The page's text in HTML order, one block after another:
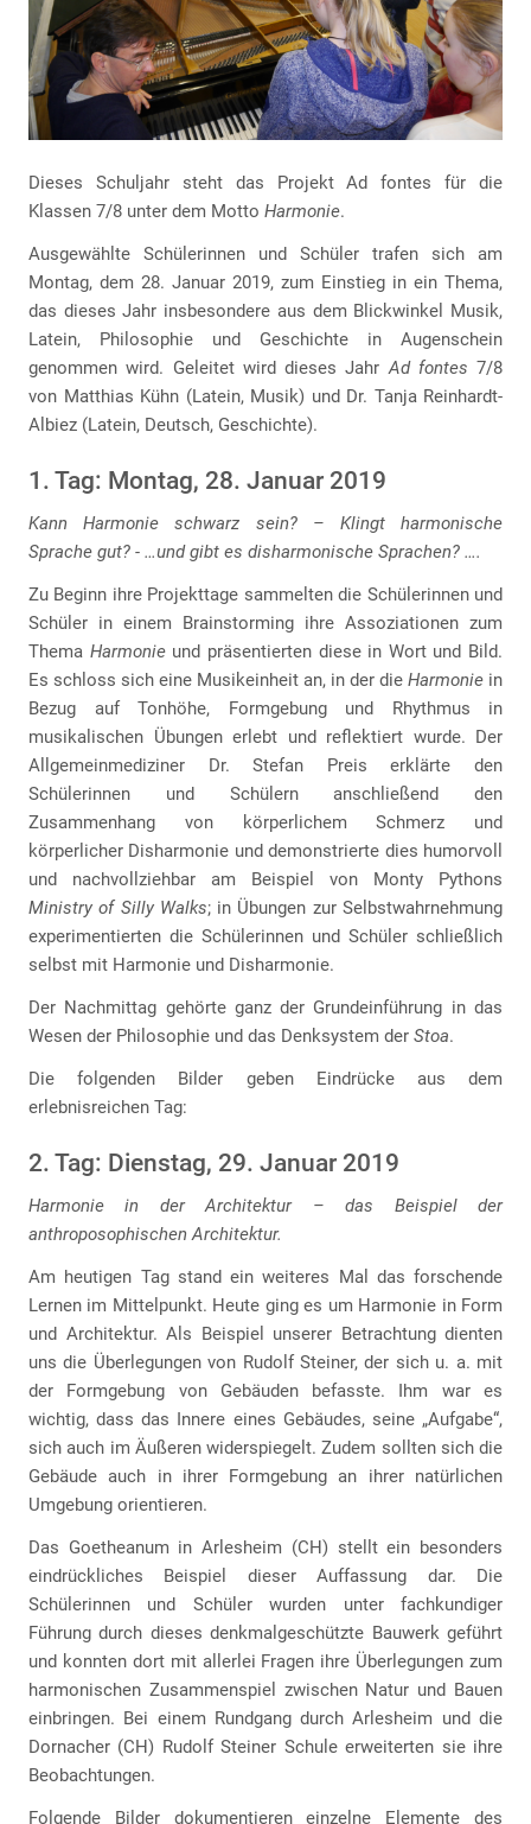
Dieses Schuljahr steht das Projekt Ad fontes für die
Klassen 7/8 unter dem Motto Harmonie.
Ausgewählte Schülerinnen und Schüler trafen sich am
Montag, dem 28. Januar 2019, zum Einstieg in ein Thema,
das dieses Jahr insbesondere aus dem Blickwinkel Musik,
Latein, Philosophie und Geschichte in Augenschein
genommen wird. Geleitet wird dieses JahrAd fontes 7/8
von Matthias Kühn (Latein, Musik) und Dr. Tanja Reinhardt-
Albiez (Latein, Deutsch, Geschichte).
1. Tag: Montag, 28. Januar 2019
Kann Harmonie schwarz sein? – Klingt harmonische
Sprache gut? - …und gibt es disharmonische Sprachen? ….
Zu Beginn ihre Projekttage sammelten die Schülerinnen und
Schüler in einem Brainstorming ihre Assoziationen zum
Thema Harmonieund präsentierten diese in Wort und Bild.
Es schloss sich eine Musikeinheit an, in der die Harmonie in
Bezug auf Tonhöhe, Formgebung und Rhythmus in
musikalischen Übungen erlebt und reflektiert wurde. Der
Allgemeinmediziner Dr. Stefan Preis erklärte den
Schülerinnen und Schülern anschließend den
Zusammenhang von körperlichem Schmerz und
körperlicher Disharmonie und demonstrierte dies humorvoll
und nachvollziehbar am Beispiel von Monty Pythons
Ministry of Silly Walks; in Übungen zur Selbstwahrnehmung
experimentierten die Schülerinnen und Schüler schließlich
selbst mit Harmonie und Disharmonie.
Der Nachmittag gehörte ganz der Grundeinführung in das
Wesen der Philosophie und das Denksystem der Stoa.
Die folgenden Bilder geben Eindrücke aus dem
erlebnisreichen Tag:
2. Tag: Dienstag, 29. Januar 2019
Harmonie in der Architektur – das Beispiel der
anthroposophischen Architektur.
Am heutigen Tag stand ein weiteres Mal das forschende
Lernen im Mittelpunkt. Heute ging es um Harmonie in Form
und Architektur. Als Beispiel unserer Betrachtung dienten
uns die Überlegungen von Rudolf Steiner, der sich u. a. mit
der Formgebung von Gebäuden befasste. Ihm war es
wichtig, dass das Innere eines Gebäudes, seine „Aufgabe“,
sich auch im Äußeren widerspiegelt. Zudem sollten sich die
Gebäude auch in ihrer Formgebung an ihrer natürlichen
Umgebung orientieren.
Das Goetheanum in Arlesheim (CH) stellt ein besonders
eindrückliches Beispiel dieser Auffassung dar. Die
Schülerinnen und Schüler wurden unter fachkundiger
Führung durch dieses denkmalgeschützte Bauwerk geführt
und konnten dort mit allerlei Fragen ihre Überlegungen zum
harmonischen Zusammenspiel zwischen Natur und Bauen
einbringen. Bei einem Rundgang durch Arlesheim und die
Dornacher (CH) Rudolf Steiner Schule erweiterten sie ihre
Beobachtungen.
Folgende Bilder dokumentieren einzelne Elemente des